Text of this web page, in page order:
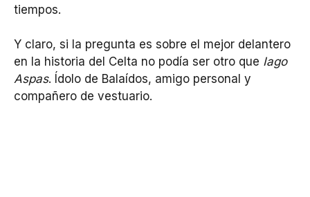
tiempos.
Y claro, si la pregunta es sobre el mejor delantero
en la historia del Celta no podía ser otro que Iago
Aspas. Ídolo de Balaídos, amigo personal y
compañero de vestuario.